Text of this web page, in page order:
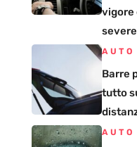
vigore
AUTO
Barre
tutto
AUTO